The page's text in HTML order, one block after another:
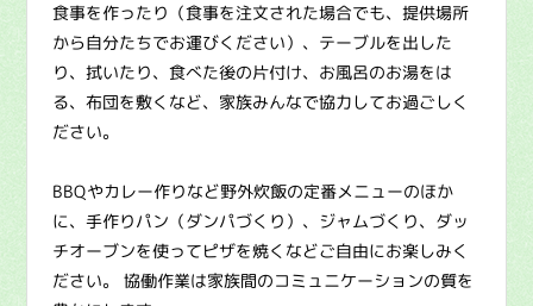
食事を作ったり（食事を注文された場合でも、提供場所
から自分たちでお運びください）、テーブルを出した
り、拭いたり、食べた後の片付け、お風呂のお湯をは
る、布団を敷くなど、家族みんなで協力してお過ごしく
ださい。
BBQやカレー作りなど野外炊飯の定番メニューのほか
に、手作りパン（ダンパづくり）、ジャムづくり、ダッ
チオーブンを使ってピザを焼くなどご自由にお楽しみく
ださい。 協働作業は家族間のコミュニケーションの質を